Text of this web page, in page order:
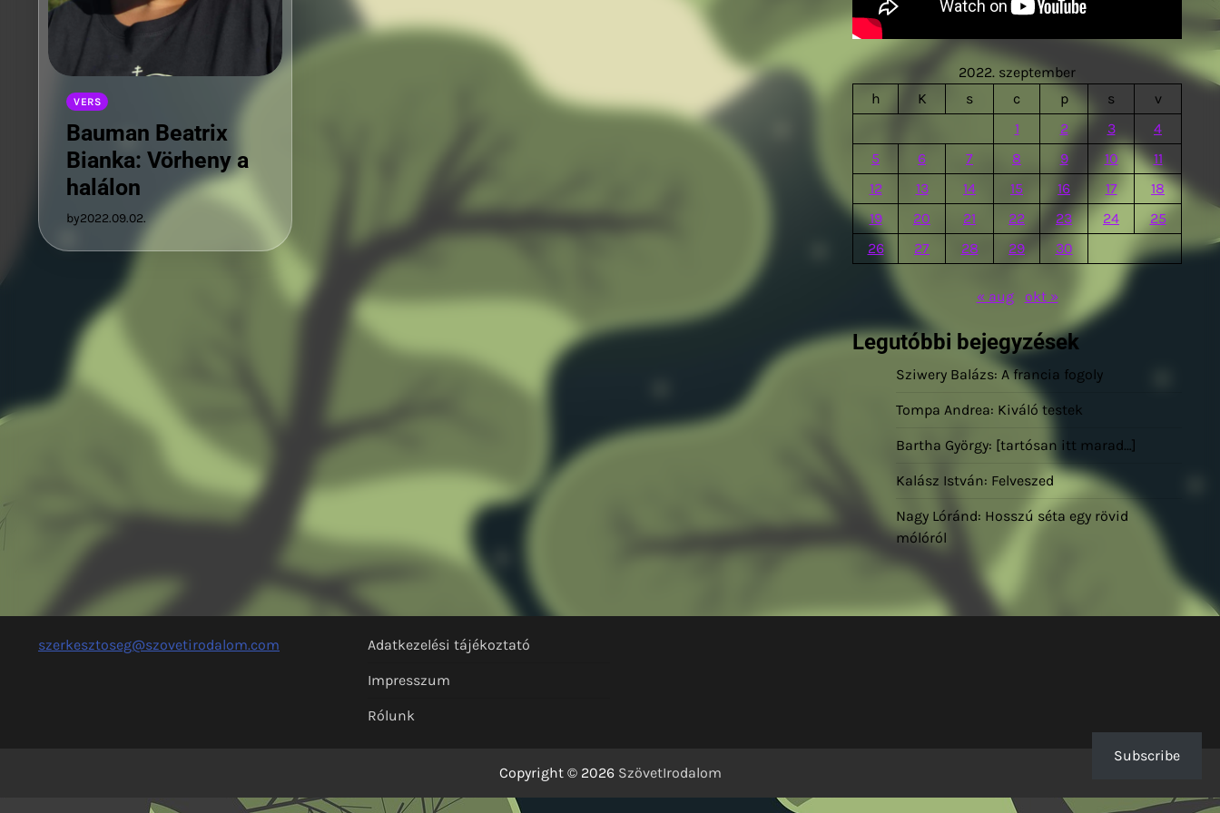
VERS
Bauman Beatrix
Bianka: Vörheny a
halálon
by2022.09.02.
2022. szeptember
h
K s c p s
v
1
2 3
4
5
6 7 8 9 10
11
12
13 14 15 16 17
18
19
20 21 22 23 24
25
26
27 28 29 30
« aug okt »
Legutóbbi bejegyzések
Sziwery Balázs: A francia fogoly
Tompa Andrea: Kiváló testek
Bartha György: [tartósan itt marad…]
Kalász István: Felveszed
Nagy Lóránd: Hosszú séta egy rövid
mólóról
szerkesztoseg@szovetirodalom.com Adatkezelési tájékoztató
Impresszum
Rólunk
Copyright © 2026 SzövetIrodalom
Subscribe